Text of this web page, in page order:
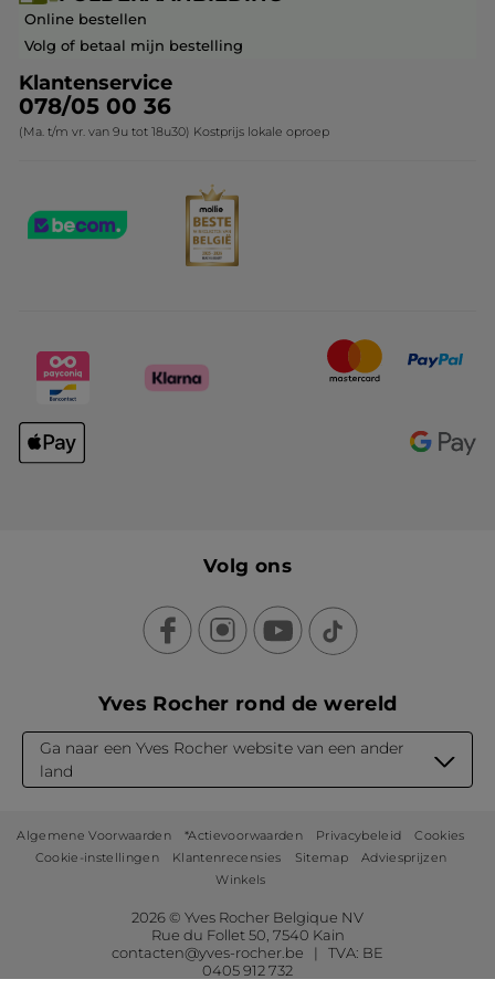
Kerstcollectie
Veelgestelde vragen
Contact opnemen
Online bestellen
Volg of betaal mijn bestelling
Klantenservice
078/05 00 36
(Ma. t/m vr. van 9u tot 18u30) Kostprijs lokale oproep
Volg ons
Yves Rocher rond de wereld
Ga naar een Yves Rocher website van een ander
land
Algemene Voorwaarden *Actievoorwaarden Privacybeleid
Cookies
Cookie-instellingen
Klantenrecensies Sitemap
Adviesprijzen
Winkels
2026 © Yves Rocher Belgique NV
Rue du Follet 50, 7540 Kain
contacten@yves-rocher.be | TVA: BE
0405 912 732